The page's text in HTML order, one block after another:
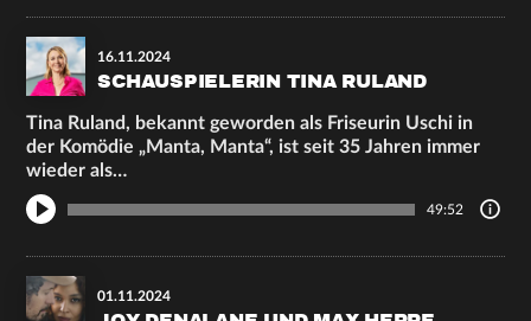
16.11.2024
SCHAUSPIELERIN TINA RULAND
Tina Ruland, bekannt geworden als Friseurin Uschi in
der Komödie „Manta, Manta“, ist seit 35 Jahren immer
wieder als…
49:52
01.11.2024